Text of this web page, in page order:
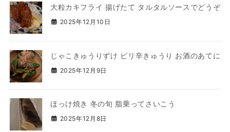
大粒カキフライ 揚げたて タルタルソースでどうぞ
2025年12月10日
じゃこきゅうりずけ ピリ辛きゅうり お酒のあてに
2025年12月9日
ほっけ焼き 冬の旬 脂乗ってさいこう
2025年12月8日